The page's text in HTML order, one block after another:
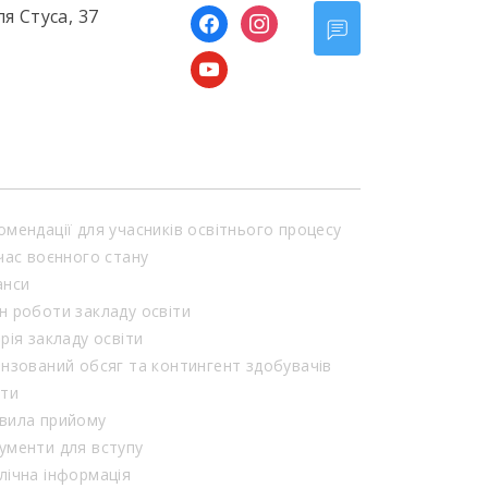
Стуса, 37
facebookinstagram
youtube
для учасників освітнього процесу
воєнного стану
роботи закладу освіти
закладу освіти
обсяг та контингент здобувачів
прийому
для вступу
інформація